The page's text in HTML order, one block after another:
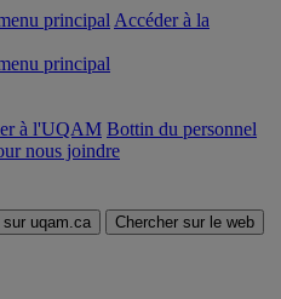
principal Accéder à la
principal
à l'UQAM Bottin du personnel
nous joindre
sur uqam.ca Chercher sur le web